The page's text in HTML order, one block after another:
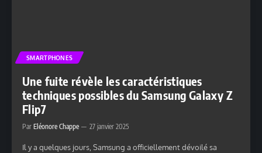
SMARTPHONES
Une fuite révèle les caractéristiques
techniques possibles du Samsung Galaxy Z
Flip7
Par Eléonore Chappe 27 janvier 2025
Il y a quelques jours, Samsung a officiellement dévoilé sa